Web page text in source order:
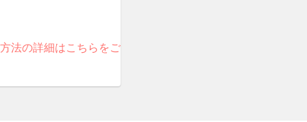
法の詳細はこちらをご